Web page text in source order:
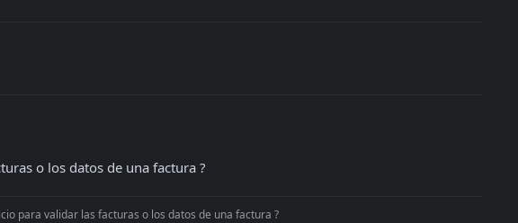
o los datos de una factura ?
para validar las facturas o los datos de una factura ?